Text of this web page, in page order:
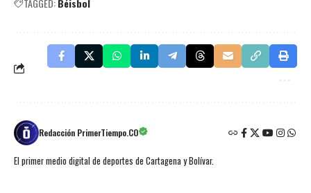
TAGGED:Béisbol
Redacción PrimerTiempo.CO
El primer medio digital de deportes de Cartagena y Bolívar.